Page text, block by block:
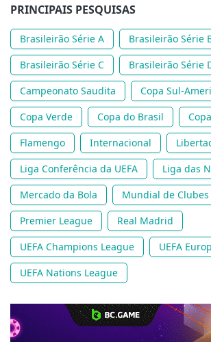
PRINCIPAIS PESQUISAS
Brasileirão Série A
Brasileirão Série
Brasileirão Série C
Brasileirão Série
Campeonato Saudita
Copa Sul-
Copa Verde
Copa do Brasil
Flamengo
Internacional
Liga Conferência da UEFA
Liga das
Mercado da Bola
Mundial de Clubes
Premier League
Real Madrid
UEFA Champions League
UEFA
UEFA Nations League